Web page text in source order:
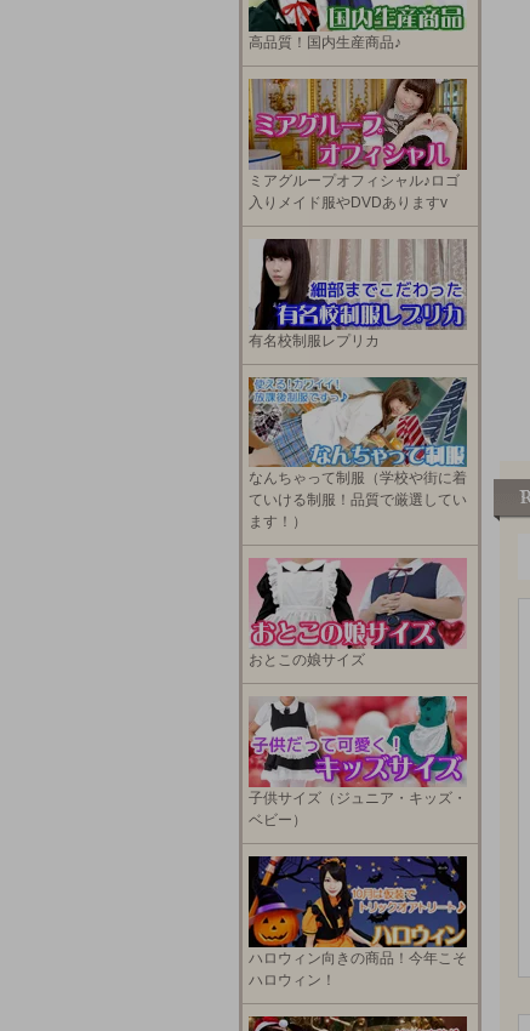
高品質！国内生産商品♪
ミアグループオフィシャル♪ロゴ
入りメイド服やDVDありますv
有名校制服レプリカ
なんちゃって制服（学校や街に着
ていける制服！品質で厳選してい
ます！）
おとこの娘サイズ
子供サイズ（ジュニア・キッズ・
ベビー）
ハロウィン向きの商品！今年こそ
ハロウィン！